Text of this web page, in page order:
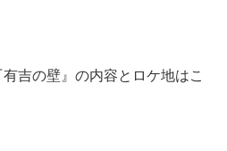
吉の壁』の内容とロケ地はこ